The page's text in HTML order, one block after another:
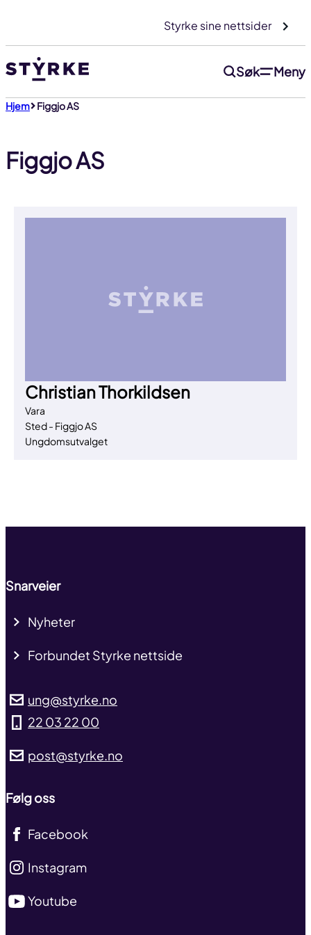
innhold
Styrke sine nettsider
Søk Meny
Hjem Figgjo AS
Figgjo AS
Christian Thorkildsen
Vara
Sted - Figgjo AS
Ungdomsutvalget
Snarveier
Nyheter
Forbundet Styrke nettside
ung@styrke.no
22 03 22 00
post@styrke.no
Følg oss
Facebook
Instagram
Youtube